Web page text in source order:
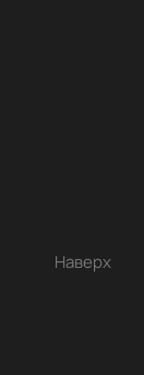
Наверх